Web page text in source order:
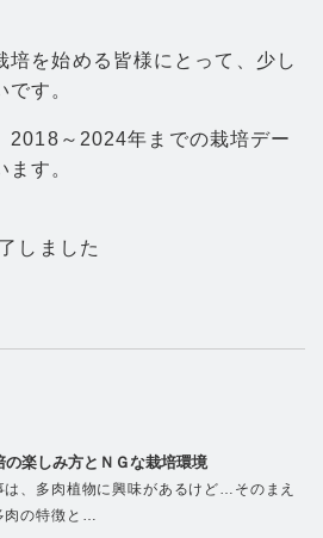
培を始める皆様にとって、少し
す。
2018～2024年までの栽培デー
す。
しました
の楽しみ方とＮＧな栽培環境
は、多肉植物に興味があるけど…そのまえ
肉の特徴と…